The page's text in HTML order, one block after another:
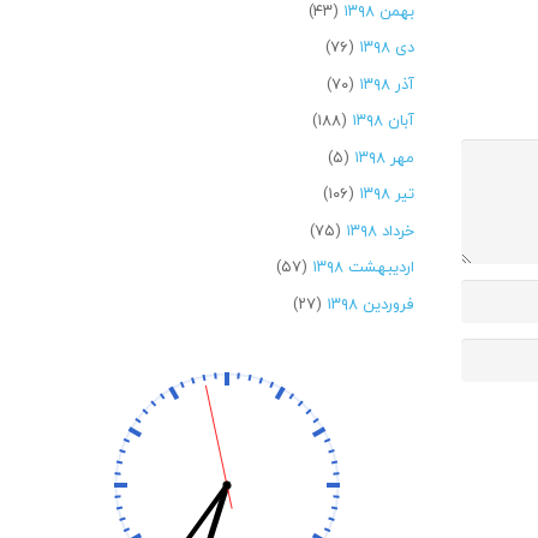
بهمن ۱۳۹۸
(۴۳)
دی ۱۳۹۸
(۷۶)
آذر ۱۳۹۸
(۷۰)
آبان ۱۳۹۸
(۱۸۸)
مهر ۱۳۹۸
(۵)
تیر ۱۳۹۸
(۱۰۶)
خرداد ۱۳۹۸
(۷۵)
اردیبهشت ۱۳۹۸
(۵۷)
فروردین ۱۳۹۸
(۲۷)